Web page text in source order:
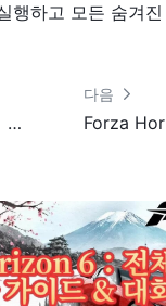
행하고 모든 숨겨
Forza Horizon 6：전체 클래스별 레이스카 가이드 & 대회 추천
다음